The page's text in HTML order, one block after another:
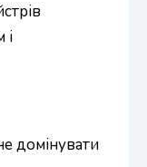
і
домінувати